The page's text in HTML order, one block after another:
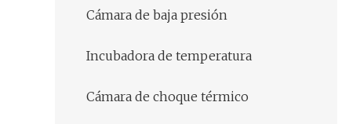
Cámara de baja presión
Incubadora de temperatura
Cámara de choque térmico